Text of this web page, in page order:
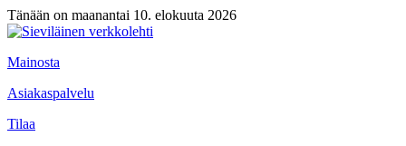
Tänään on maanantai 10. elokuuta 2026
Mainosta
Asiakaspalvelu
Tilaa